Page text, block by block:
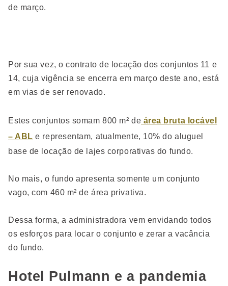
de março.
Por sua vez, o contrato de locação dos conjuntos 11 e
14, cuja vigência se encerra em março deste ano, está
em vias de ser renovado.
Estes conjuntos somam 800 m² de área bruta locável
– ABL e representam, atualmente, 10% do aluguel
base de locação de lajes corporativas do fundo.
No mais, o fundo apresenta somente um conjunto
vago, com 460 m² de área privativa.
Dessa forma, a administradora vem envidando todos
os esforços para locar o conjunto e zerar a vacância
do fundo.
Hotel Pulmann e a pandemia